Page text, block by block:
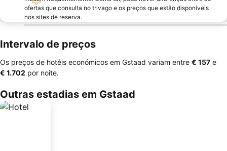
ofertas que consulta no trivago e os preços que estão disponíveis
nos sites de reserva.
Intervalo de preços
Os preços de hotéis económicos em Gstaad variam entre ‎€ 157 e
‎€ 1.702 por noite.
Outras estadias em Gstaad